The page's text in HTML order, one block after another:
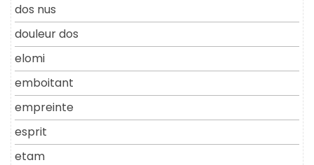
dos nus
douleur dos
elomi
emboitant
empreinte
esprit
etam